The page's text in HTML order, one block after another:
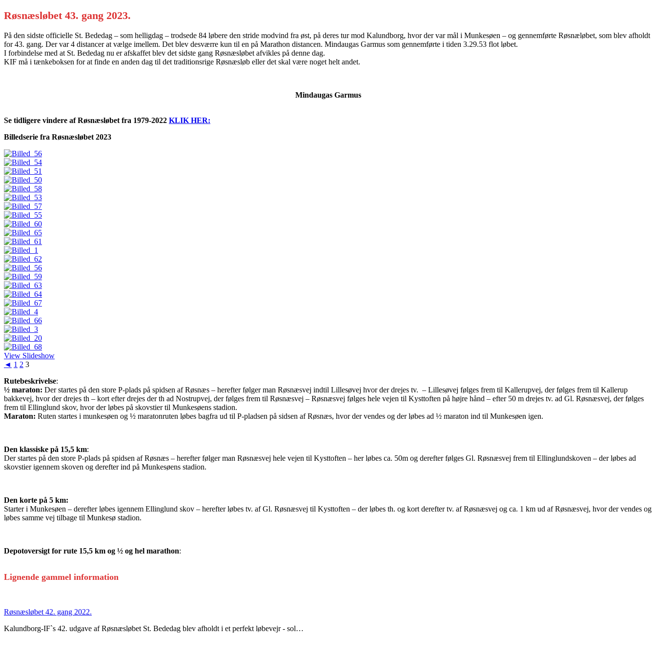
Røsnæsløbet 43. gang 2023.
På den sidste officielle St. Bededag – som helligdag – trodsede 84 løbere den stride modvind fra øst, på deres tur mod Kalundborg, hvor der var mål i Munkesøen – og gennemførte Røsnæløbet, som blev afholdt
for 43. gang. Der var 4 distancer at vælge imellem. Det blev desværre kun til en på Marathon distancen. Mindaugas Garmus som gennemførte i tiden 3.29.53 flot løbet.
I forbindelse med at St. Bededag nu er afskaffet blev det sidste gang Røsnæsløbet afvikles på denne dag.
KIF må i tænkeboksen for at finde en anden dag til det traditionsrige Røsnæsløb eller det skal være noget helt andet.
Mindaugas Garmus
Se tidligere vindere af Røsnæsløbet fra 1979-2022 KLIK HER:
Billedserie fra Røsnæsløbet 2023
View Slideshow
◄ 1 2 3
Rutebeskrivelse:
½ maraton: Der startes på den store P-plads på spidsen af Røsnæs – herefter følger man Røsnæsvej indtil Lillesøvej hvor der drejes tv. – Lillesøvej følges frem til Kallerupvej, der følges frem til Kallerup
bakkevej, hvor der drejes th – kort efter drejes der th ad Nostrupvej, der følges frem til Røsnæsvej – Røsnæsvej følges hele vejen til Kysttoften på højre hånd – efter 50 m drejes tv. ad Gl. Røsnæsvej, der følges
frem til Ellinglund skov, hvor der løbes på skovstier til Munkesøens stadion.
Maraton: Ruten startes i munkesøen og ½ maratonruten løbes bagfra ud til P-pladsen på sidsen af Røsnæs, hvor der vendes og der løbes ad ½ maraton ind til Munkesøen igen.
Den klassiske på 15,5 km:
Der startes på den store P-plads på spidsen af Røsnæs – herefter følger man Røsnæsvej hele vejen til Kysttoften – her løbes ca. 50m og derefter følges Gl. Røsnæsvej frem til Ellinglundskoven – der løbes ad
skovstier igennem skoven og derefter ind på Munkesøens stadion.
Den korte på 5 km:
Starter i Munkesøen – derefter løbes igennem Ellinglund skov – herefter løbes tv. af Gl. Røsnæsvej til Kysttoften – der løbes th. og kort derefter tv. af Røsnæsvej og ca. 1 km ud af Røsnæsvej, hvor der vendes og
løbes samme vej tilbage til Munkesø stadion.
Depotoversigt for rute 15,5 km og ½ og hel marathon:
Lignende gammel information
Røsnæsløbet 42. gang 2022.
Kalundborg-IF`s 42. udgave af Røsnæsløbet St. Bededag blev afholdt i et perfekt løbevejr - sol…